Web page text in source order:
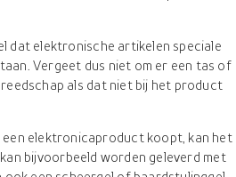
dat elektronische artikelen speciale
Vergeet dus niet om er een tas of
als dat niet bij het product
een elektronicaproduct koopt, kan het
bijvoorbeeld worden geleverd met